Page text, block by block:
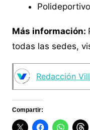
Más información:
todas las sedes,
Redacción
Compartir: